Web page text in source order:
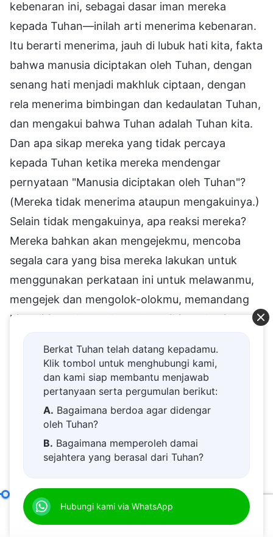
kebenaran ini, sebagai dasar iman mereka
kepada Tuhan—inilah arti menerima kebenaran.
Itu berarti menerima, jauh di lubuk hati kita, fakta
bahwa manusia diciptakan oleh Tuhan, dengan
senang hati menjadi makhluk ciptaan, dengan
rela menerima bimbingan dan kedaulatan Tuhan,
dan mengakui bahwa Tuhan adalah Tuhan kita.
Dan apa sikap mereka yang tidak percaya
kepada Tuhan ketika mereka mendengar
pernyataan "Manusia diciptakan oleh Tuhan"?
(Mereka tidak menerima ataupun mengakuinya.)
Selain tidak mengakuinya, apa reaksi mereka?
Mereka bahkan akan mengejekmu, mencoba
segala cara yang bisa mereka lakukan untuk
menggunakan perkataan ini untuk melawanmu,
mengejek dan mengolok-olokmu, memandang
hina dirimu, dan melontarkan cibiran demi
Mereka bahkan mungkin akan bersikap
mengejek, menyindir, menghina, dan memusuhi
semua orang yang mengakui perkataan ini.
Bukankah ini berarti muak akan kebenaran? (Ya.)
engkau membenci mereka? Bagaimana
diciptakan oleh Tuhan. Itu memang fakta. Tak
bisa dipungkiri, itu memang benar. Engkau tidak
Berkat Tuhan telah datang kepadamu.
Klik tombol untuk menghubungi kami,
dan kami siap membantu menjawab
pertanyaan serta pergumulan berikut:
A. Bagaimana berdoa agar didengar
oleh Tuhan?
B. Bagaimana memperoleh damai
sejahtera yang berasal dari Tuhan?
D.
dekat kepada Tuhan.
E.Bagaimana menyambut kedatangan
Hubungi kami via WhatsApp